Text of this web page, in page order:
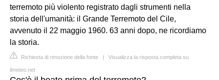
terremoto più violento registrato dagli strumenti nella
storia dell'umanità: il Grande Terremoto del Cile,
avvenuto il 22 maggio 1960. 63 anni dopo, ne ricordiamo
la storia.
Richiesta di rimozione della fonte | Visualizza la risposta completa su
ilmeteo.net